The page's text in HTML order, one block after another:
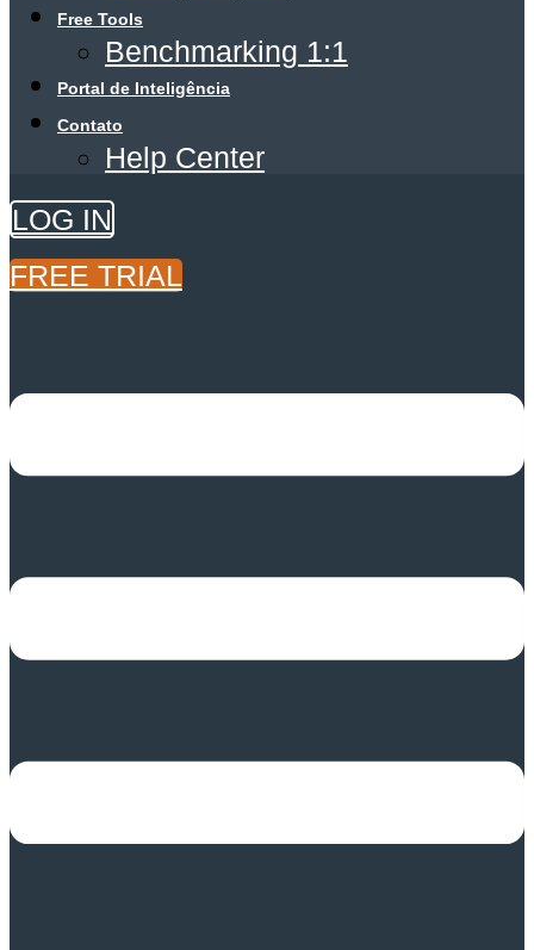
Free Tools
Benchmarking 1:1
Portal de Inteligência
Contato
Help Center
LOG IN
FREE TRIAL